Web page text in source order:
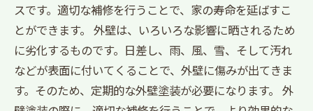
スです。適切な補修を行うことで、家の寿命を延ばすこ
とができます。 外壁は、いろいろな影響に晒されるため
に劣化するものです。日差し、雨、風、雪、そして汚れ
などが表面に付いてくることで、外壁に傷みが出てきま
す。そのため、定期的な外壁塗装が必要になります。 外